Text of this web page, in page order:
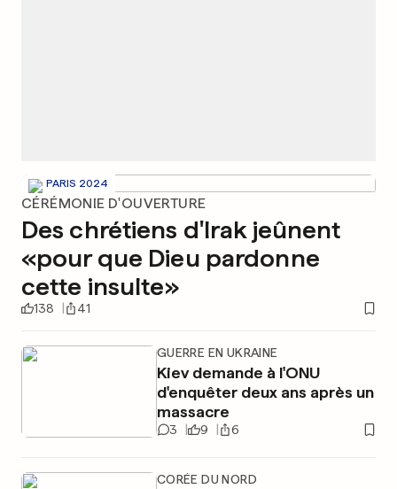
PARIS 2024
CÉRÉMONIE D'OUVERTURE
Des chrétiens d'Irak jeûnent
«pour que Dieu pardonne
cette insulte»
138 41
GUERRE EN UKRAINE
Kiev demande à l'ONU
d'enquêter deux ans après un
massacre
3 9 6
CORÉE DU NORD